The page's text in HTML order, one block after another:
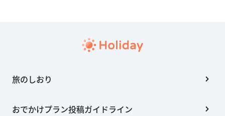
旅のしおり
おでかけプラン投稿ガイドライン